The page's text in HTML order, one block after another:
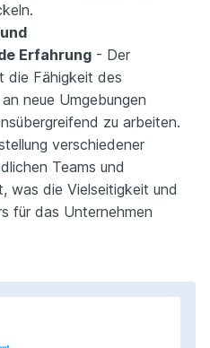
Erfahrung - Der
die Fähigkeit des
neue Umgebungen
zu arbeiten.
verschiedener
Teams und
was die Vielseitigkeit und
für das Unternehmen